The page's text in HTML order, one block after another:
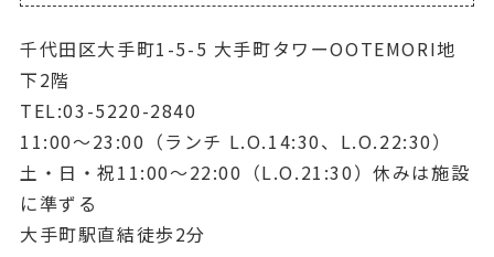
千代田区大手町1-5-5 大手町タワーOOTEMORI地
下2階
TEL:03-5220-2840
11:00～23:00（ランチ L.O.14:30、L.O.22:30）
土・日・祝11:00〜22:00（L.O.21:30）休みは施設
に準ずる
大手町駅直結徒歩2分